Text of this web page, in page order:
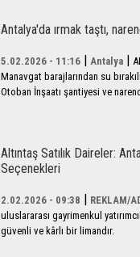
Antalya'da ırmak taştı,
5.02.2026 - 11:16 | Antalya |
Manavgat barajlarından su
Otoban İnşaatı şantiyesi ve
Altıntaş Satılık Daireler:
Seçenekleri
2.02.2026 - 09:38 | REKLAM/
uluslararası gayrimenkul
güvenli ve kârlı bir limandır.